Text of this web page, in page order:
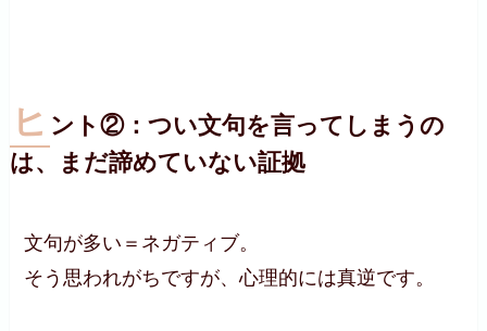
ヒ ント②：つい文句を言ってしまうの
は、まだ諦めていない証拠
文句が多い＝ネガティブ。
そう思われがちですが、心理的には真逆です。